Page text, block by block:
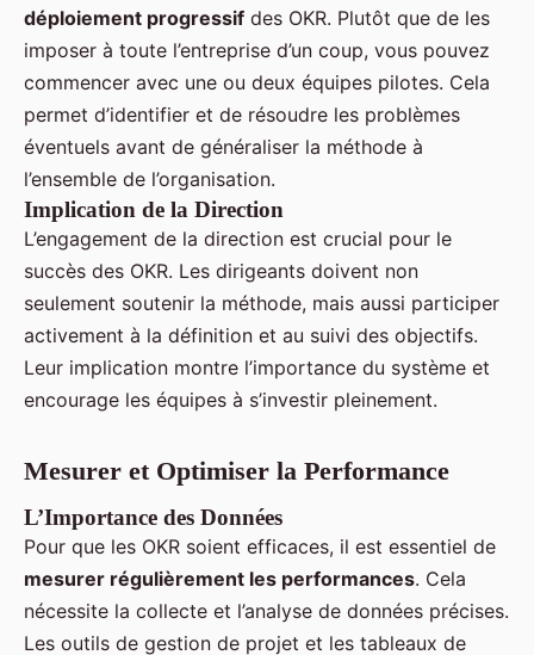
déploiement progressif des OKR. Plutôt que de les
imposer à toute l’entreprise d’un coup, vous pouvez
commencer avec une ou deux équipes pilotes. Cela
permet d’identifier et de résoudre les problèmes
éventuels avant de généraliser la méthode à
l’ensemble de l’organisation.
Implication de la Direction
L’engagement de la direction est crucial pour le
succès des OKR. Les dirigeants doivent non
seulement soutenir la méthode, mais aussi participer
activement à la définition et au suivi des objectifs.
Leur implication montre l’importance du système et
encourage les équipes à s’investir pleinement.
Mesurer et Optimiser la Performance
L’Importance des Données
Pour que les OKR soient efficaces, il est essentiel de
mesurer régulièrement les performances. Cela
nécessite la collecte et l’analyse de données précises.
Les outils de gestion de projet et les tableaux de